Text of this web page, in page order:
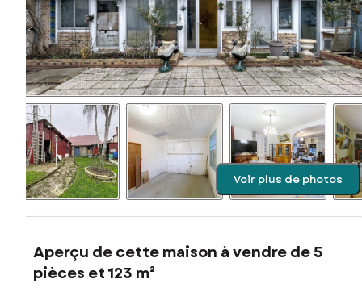
Voir plus de photos
Aperçu de cette maison à vendre de 5
pièces et 123 m²